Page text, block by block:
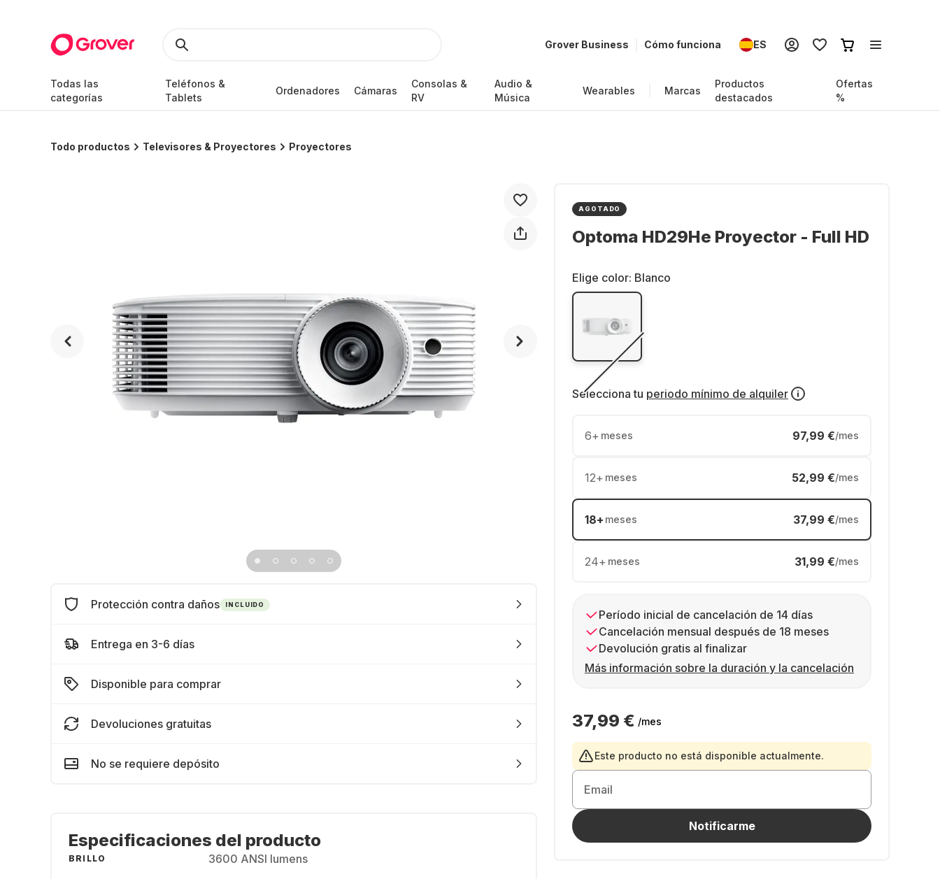
Grover Business Cómo funciona ES
Todas las
categorías
Teléfonos &
Tablets
Ordenadores Cámaras
Consolas &
RV
Audio &
Música
Wearables Marcas
Productos
destacados
Ofertas
%
Todo productos Televisores & Proyectores Proyectores
AGOTADO
Optoma HD29He Proyector - Full HD
Elige color: Blanco
Selecciona tu periodo mínimo de alquiler
6+ meses 97,99 €/mes
12+ meses 52,99 €/mes
18+ meses 37,99 €/mes
24+ meses 31,99 €/mes
Período inicial de cancelación de 14 días
Cancelación mensual después de 18 meses
Devolución gratis al finalizar
Más información sobre la duración y la cancelación
37,99 € /mes
Este producto no está disponible actualmente.
Email
Notificarme
Protección contra daños INCLUIDO
Entrega en 3-6 días
Disponible para comprar
Devoluciones gratuitas
No se requiere depósito
Especificaciones del producto
BRILLO 3600 ANSI lumens